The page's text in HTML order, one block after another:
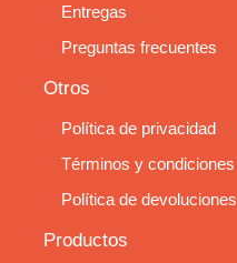
Entregas
Preguntas frecuentes
Otros
Política de privacidad
Términos y condiciones
Política de devoluciones
Productos